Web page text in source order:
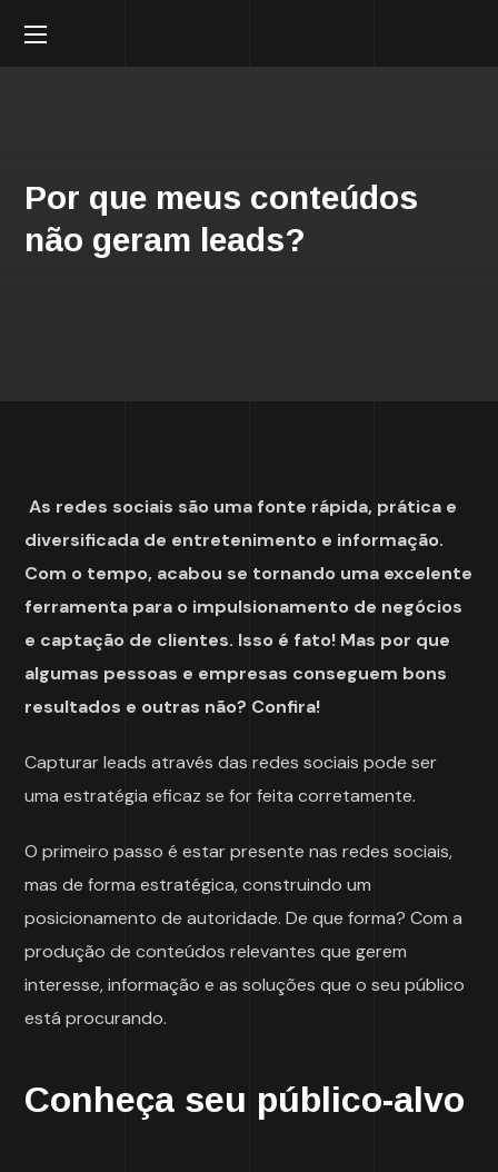
Por que meus conteúdos
não geram leads?
As redes sociais são uma fonte rápida, prática e
diversificada de entretenimento e informação.
Com o tempo, acabou se tornando uma excelente
ferramenta para o impulsionamento de negócios
e captação de clientes. Isso é fato! Mas por que
algumas pessoas e empresas conseguem bons
resultados e outras não? Confira!
Capturar leads através das redes sociais pode ser
uma estratégia eficaz se for feita corretamente.
O primeiro passo é estar presente nas redes sociais,
mas de forma estratégica, construindo um
posicionamento de autoridade. De que forma? Com a
produção de conteúdos relevantes que gerem
interesse, informação e as soluções que o seu público
está procurando.
Conheça seu público-alvo